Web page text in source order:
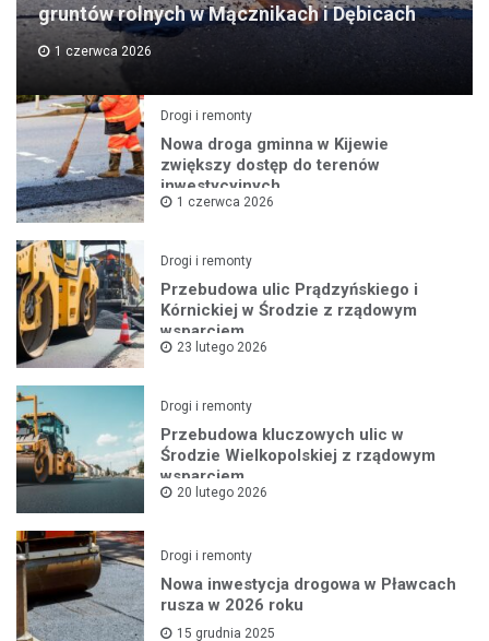
gruntów rolnych w Mącznikach i Dębicach
1 czerwca 2026
Drogi i remonty
Nowa droga gminna w Kijewie
zwiększy dostęp do terenów
inwestycyjnych
1 czerwca 2026
Drogi i remonty
Przebudowa ulic Prądzyńskiego i
Kórnickiej w Środzie z rządowym
wsparciem
23 lutego 2026
Drogi i remonty
Przebudowa kluczowych ulic w
Środzie Wielkopolskiej z rządowym
wsparciem
20 lutego 2026
Drogi i remonty
Nowa inwestycja drogowa w Pławcach
rusza w 2026 roku
15 grudnia 2025